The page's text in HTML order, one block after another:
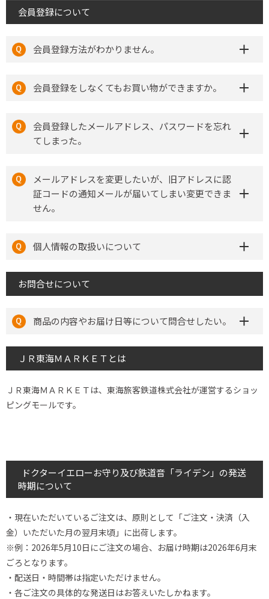
会員登録について
会員登録方法がわかりません。
会員登録をしなくてもお買い物ができますか。
会員登録したメールアドレス、パスワードを忘れ
てしまった。
メールアドレスを変更したいが、旧アドレスに認
証コードの通知メールが届いてしまい変更できま
せん。
個人情報の取扱いについて
お問合せについて
商品の内容やお届け日等について問合せしたい。
ＪＲ東海ＭＡＲＫＥＴとは
ＪＲ東海ＭＡＲＫＥＴは、東海旅客鉄道株式会社が運営するショッ
ピングモールです。
ドクターイエローお守り及び鉄道音「ライデン」の発送
時期について
・現在いただいているご注文は、原則として「ご注文・決済（入
金）いただいた月の翌月末頃」に出荷します。
※例：2026年5月10日にご注文の場合、お届け時期は2026年6月末
ごろとなります。
・配送日・時間帯は指定いただけません。
・各ご注文の具体的な発送日はお答えいたしかねます。